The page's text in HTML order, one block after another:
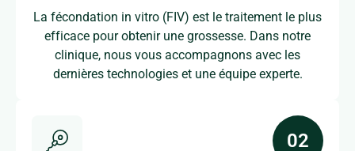
La fécondation in vitro (FIV) est le traitement le plus
efficace pour obtenir une grossesse. Dans notre
clinique, nous vous accompagnons avec les
dernières technologies et une équipe experte.